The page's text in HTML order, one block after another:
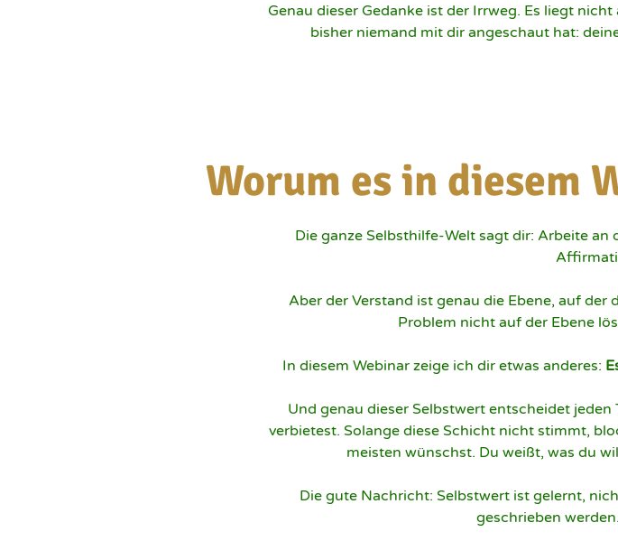
Genau dieser Gedanke ist der Irrweg. Es liegt
bisher niemand mit dir angeschaut hat:
Worum es in diesem
Die ganze Selbsthilfe-Welt sagt dir: Arbeite
Aber der Verstand ist genau die Ebene, auf der
Problem nicht auf der Ebene
In diesem Webinar zeige ich dir etwas anderes:
Und genau dieser Selbstwert entscheidet
verbietest. Solange diese Schicht nicht stimmt,
meisten wünschst. Du weißt, was du
Die gute Nachricht: Selbstwert ist gelernt,
geschrieben